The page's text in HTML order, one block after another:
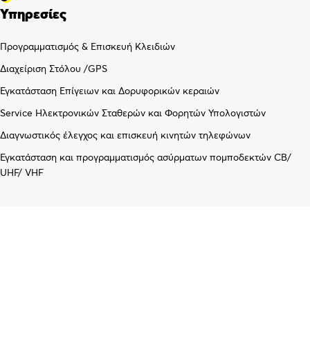
Υπηρεσίες
Προγραμματισμός & Επισκευή Κλειδιών
Διαχείριση Στόλου /GPS
Εγκατάσταση Επίγειων και Δορυφορικών κεραιών
Service Ηλεκτρονικών Σταθερών και Φορητών Υπολογιστών
Διαγνωστικός έλεγχος και επισκευή κινητών τηλεφώνων
Εγκατάσταση και προγραμματισμός ασύρματων πομποδεκτών CB/
UHF/ VHF